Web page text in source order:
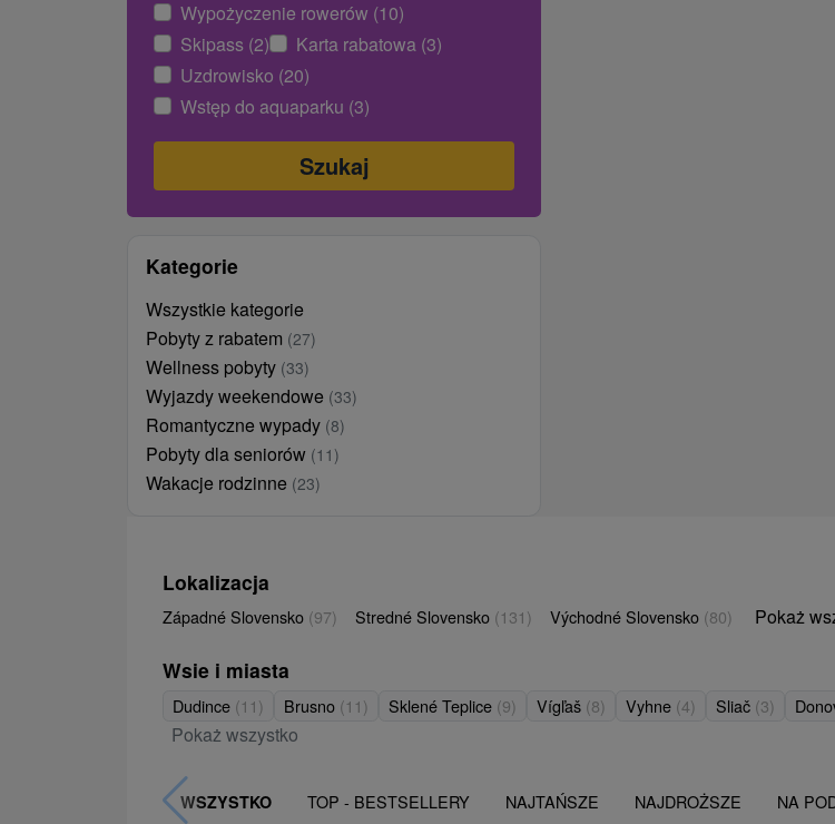
Wypożyczenie rowerów (10)
Skipass (2)
Karta rabatowa (3)
Uzdrowisko (20)
Wstęp do aquaparku (3)
Kategorie
Wszystkie kategorie
Pobyty z rabatem (27)
Wellness pobyty (33)
Wyjazdy weekendowe (33)
Romantyczne wypady (8)
Pobyty dla seniorów (11)
Wakacje rodzinne (23)
Lokalizacja
Západné Slovensko (97) Stredné Slovensko (131) Východné Slovensko (80) Pokaż
Wsie i miasta
Dudince (11) Brusno (11) Sklené Teplice (9) Vígľaš (8) Vyhne (4) Sliač (3)
Pokaż wszystko
WSZYSTKO TOP - BESTSELLERY NAJTAŃSZE NAJDROŻSZE NA